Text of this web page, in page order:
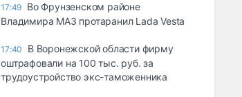
17:49 Во Фрунзенском районе
Владимира МАЗ протаранил Lada Vesta
17:40
В Воронежской области фирму
оштрафовали на 100 тыс. руб. за
трудоустройство экс-таможенника